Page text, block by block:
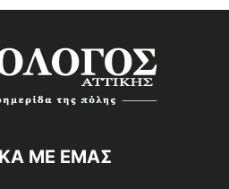
ΜΕ ΕΜΑΣ